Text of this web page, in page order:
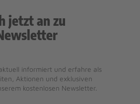
jetzt an zu
informiert und erfahre als
Aktionen und exklusiven
kostenlosen Newsletter.